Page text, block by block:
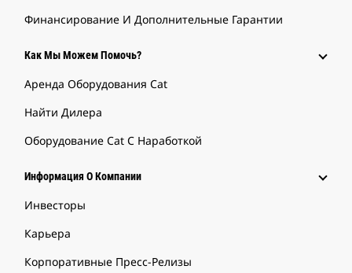
Финансирование И Дополнительные Гарантии
Как Мы Можем Помочь?
Аренда Оборудования Cat
Найти Дилера
Оборудование Cat С Наработкой
Информация О Компании
Инвесторы
Карьера
Корпоративные Пресс-Релизы